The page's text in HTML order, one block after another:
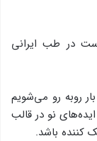
در طب ایرانی
روبه رو می‌شویم
نو در قالب
کننده باشد.